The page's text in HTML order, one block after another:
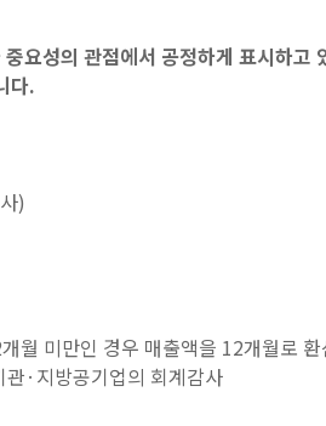
요성의 관점에서 공정하게 표시하
다.
)
미만인 경우 매출액을 12개월로
·지방공기업의 회계감사